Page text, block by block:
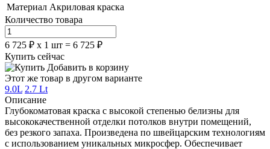
Материал Акриловая краска
Количество товара
6 725 ₽ х 1 шт = 6 725 ₽
Купить сейчас
Добавить в корзину
Этот же товар в другом варианте
9.0L 2.7 Lt
Описание
Глубокоматовая краска с высокой степенью белизны для
высококачественной отделки потолков внутри помещений,
без резкого запаха. Произведена по швейцарским технологиям
с использованием уникальных микросфер. Обеспечивает